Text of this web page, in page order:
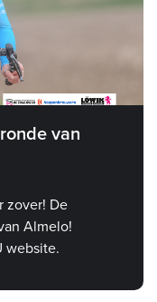
van
zover! De
Almelo!
website.